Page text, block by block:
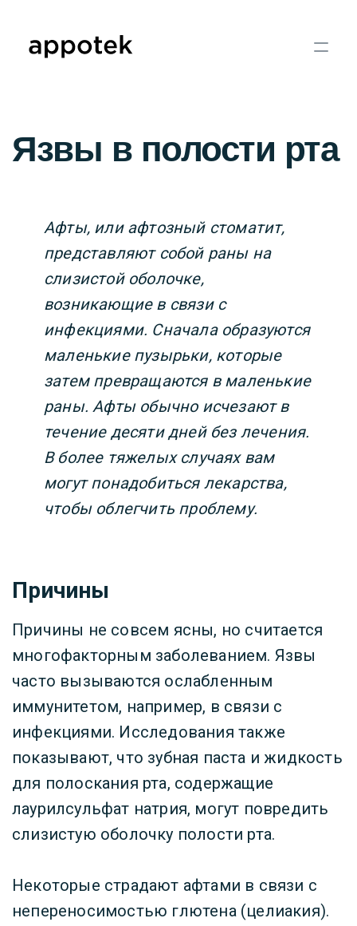
Язвы в полости рта
Афты, или афтозный стоматит,
представляют собой раны на
слизистой оболочке,
возникающие в связи с
инфекциями. Сначала образуются
маленькие пузырьки, которые
затем превращаются в маленькие
раны. Афты обычно исчезают в
течение десяти дней без лечения.
В более тяжелых случаях вам
могут понадобиться лекарства,
чтобы облегчить проблему.
Причины
Причины не совсем ясны, но считается
многофакторным заболеванием. Язвы
часто вызываются ослабленным
иммунитетом, например, в связи с
инфекциями. Исследования также
показывают, что зубная паста и жидкость
для полоскания рта, содержащие
лаурилсульфат натрия, могут повредить
слизистую оболочку полости рта.
Некоторые страдают афтами в связи с
непереносимостью глютена (целиакия).